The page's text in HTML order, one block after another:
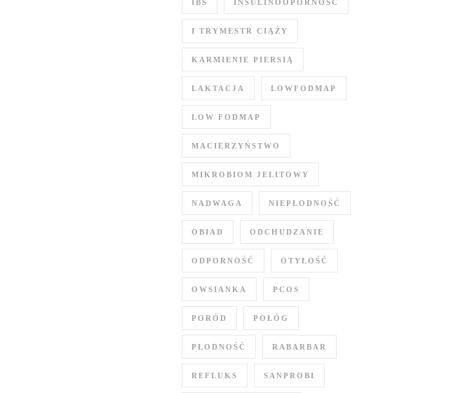
IBS INSULINOOPORNOŚĆ
I TRYMESTR CIĄŻY
KARMIENIE PIERSIĄ
LAKTACJA LOWFODMAP
LOW FODMAP
MACIERZYŃSTWO
MIKROBIOM JELITOWY
NADWAGA NIEPŁODNOŚĆ
OBIAD ODCHUDZANIE
ODPORNOŚĆ OTYŁOŚĆ
OWSIANKA PCOS
PORÓD POŁÓG
PŁODNOŚĆ RABARBAR
REFLUKS SANPROBI